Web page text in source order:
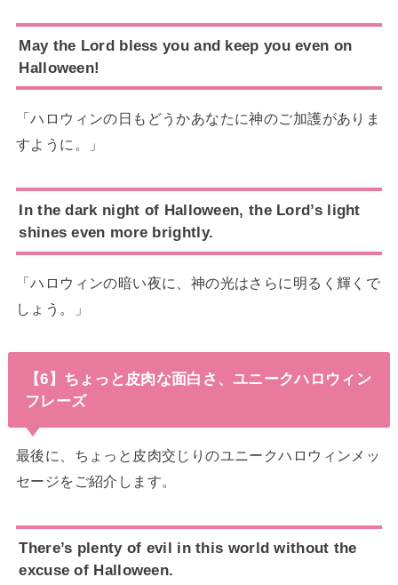
May the Lord bless you and keep you even on
Halloween!
「ハロウィンの日もどうかあなたに神のご加護がありま
すように。」
In the dark night of Halloween, the Lord’s light
shines even more brightly.
「ハロウィンの暗い夜に、神の光はさらに明るく輝くで
しょう。」
【6】ちょっと皮肉な面白さ、ユニークハロウィン
フレーズ
最後に、ちょっと皮肉交じりのユニークハロウィンメッ
セージをご紹介します。
There’s plenty of evil in this world without the
excuse of Halloween.